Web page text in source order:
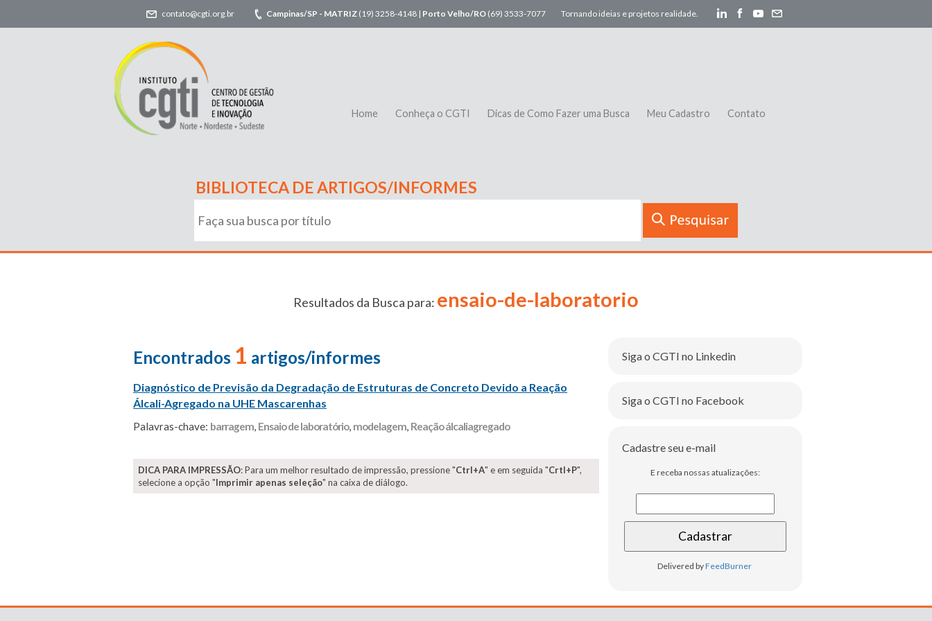
contato@cgti.org.br Campinas/SP - MATRIZ (19) 3258-4148 | Porto Velho/RO (69) 3533-7077 Tornando ideias e projetos realidade.
Home Conheça o CGTI Dicas de Como Fazer uma Busca Meu Cadastro Contato
BIBLIOTECA DE ARTIGOS/INFORMES
Resultados da Busca para: ensaio-de-laboratorio
Encontrados 1 artigos/informes
Diagnóstico de Previsão da Degradação de Estruturas de Concreto Devido a Reação
Álcali-Agregado na UHE Mascarenhas
Palavras-chave: barragem, Ensaio de laboratório, modelagem, Reação álcaliagregado
DICA PARA IMPRESSÃO: Para um melhor resultado de impressão, pressione "Ctrl+A" e em seguida "Crtl+P",
selecione a opção "Imprimir apenas seleção" na caixa de diálogo.
Siga o CGTI no Linkedin
Siga o CGTI no Facebook
Cadastre seu e-mail
E receba nossas atualizações:
Delivered byFeedBurner